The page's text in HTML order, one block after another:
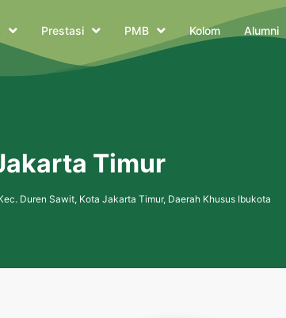
Prestasi PMB Kolom Alumni
Timur
Duren Sawit, Kota Jakarta Timur, Daerah Khusus Ibukota